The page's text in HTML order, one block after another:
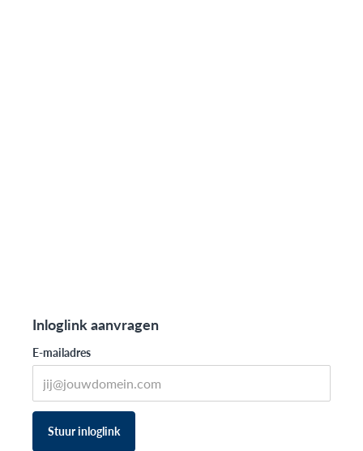
Inloglink aanvragen
E-mailadres
Stuur inloglink